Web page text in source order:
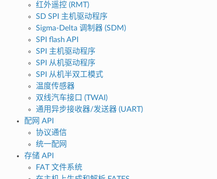
红外遥控 (RMT)
SD SPI 主机驱动程序
Sigma-Delta 调制器 (SDM)
SPI flash API
SPI 主机驱动程序
SPI 从机驱动程序
SPI 从机半双工模式
温度传感器
双线汽车接口 (TWAI)
通用异步接收器/发送器 (UART)
配网 API
协议通信
统一配网
存储 API
FAT 文件系统